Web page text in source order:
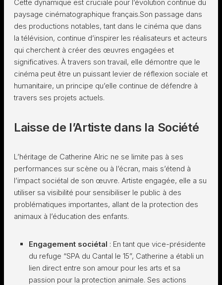
Cette dynamique est cruciale pour l’évolution continue du
paysage cinématographique français.Son passage dans
des productions notables, tant dans le cinéma que dans
la télévision, continue d’inspirer les réalisateurs et acteurs
qui cherchent à créer des œuvres engagées et
significatives. À travers son travail, elle démontre que le
cinéma peut être un puissant levier de réflexion sociale et
humanitaire, un principe qu’elle continue de défendre à
travers ses projets actuels.
Laisse de l’Artiste dans la Société
L’héritage de Catherine Alric ne se limite pas à ses
performances sur scène ou à l’écran, mais s’étend à
l’impact sociétal de son œuvre. Artiste engagée, elle a su
utiliser sa visibilité pour sensibiliser le public à des
problématiques importantes, allant de la protection des
animaux à l’éducation des enfants.
Engagement sociétal : En tant que vice-présidente
du refuge “SPA du Cantal le 15”, Catherine a établi un
lien direct entre son amour pour les arts et sa
passion pour la protection animale. Ses actions